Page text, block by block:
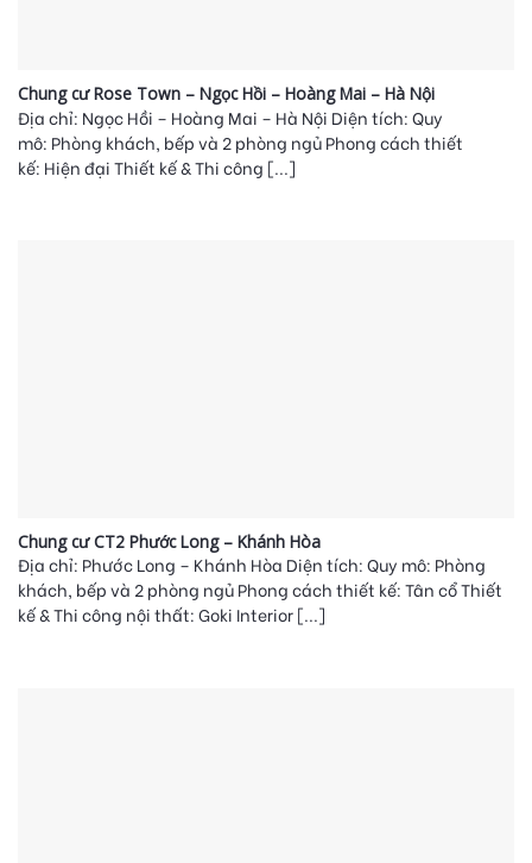
Chung cư Rose Town – Ngọc Hồi – Hoàng Mai – Hà Nội
Địa chỉ: Ngọc Hồi – Hoàng Mai – Hà Nội Diện tích: Quy
mô: Phòng khách, bếp và 2 phòng ngủ Phong cách thiết
kế: Hiện đại Thiết kế & Thi công [...]
Chung cư CT2 Phước Long – Khánh Hòa
Địa chỉ: Phước Long – Khánh Hòa Diện tích: Quy mô: Phòng
khách, bếp và 2 phòng ngủ Phong cách thiết kế: Tân cổ Thiết
kế & Thi công nội thất: Goki Interior [...]